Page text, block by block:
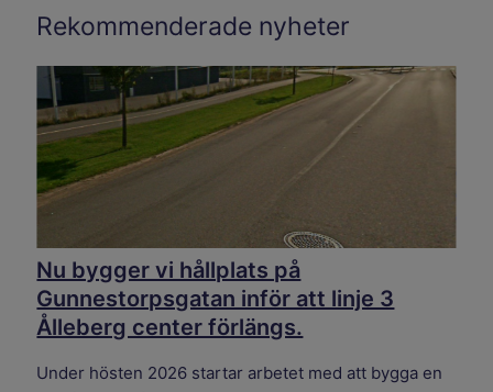
Rekommenderade nyheter
Nu bygger vi hållplats på
Gunnestorpsgatan inför att linje 3
Ålleberg center förlängs.
Under hösten 2026 startar arbetet med att bygga en